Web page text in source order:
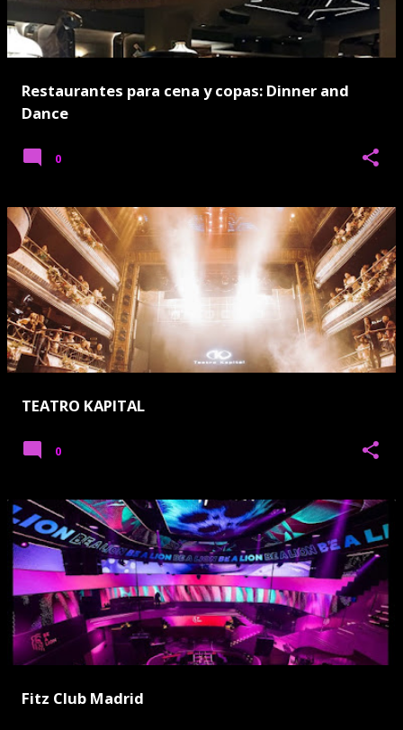
Restaurantes para cena y copas: Dinner and
Dance
0
TEATRO KAPITAL
0
Fitz Club Madrid